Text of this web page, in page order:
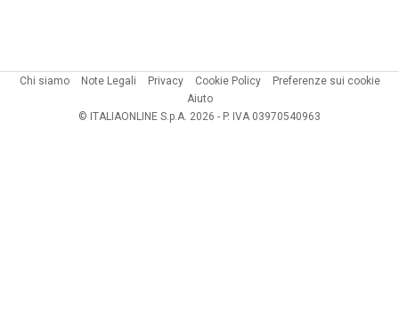
Chi siamo Note Legali Privacy Cookie Policy
Preferenze sui cookie
Aiuto
© ITALIAONLINE S.p.A. 2026 - P. IVA 03970540963